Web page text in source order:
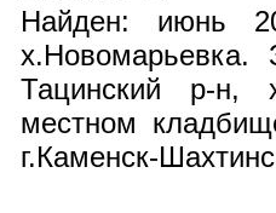
Найден: июнь
х.Новомарьевка.
Тацинский р-н,
местном
г.Каменск-